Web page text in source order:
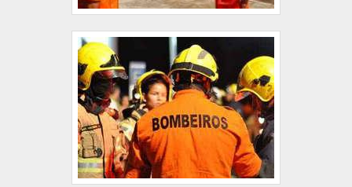
EMPRESA Apenas na Extintores Estrela tem o que
há de melhor no mercado de prevenção de
incêndios. Sempre de olho no mercado, traz
novidades em itens como alarmes de incêndio e
luminárias de emergência com ótima qualidade e
eficiência. Apresentando produtos de alto padrão, a
empresa conta com profissionais especializados e
instalações modernas e em bom estado,
conquistando então a confiança de todos. A